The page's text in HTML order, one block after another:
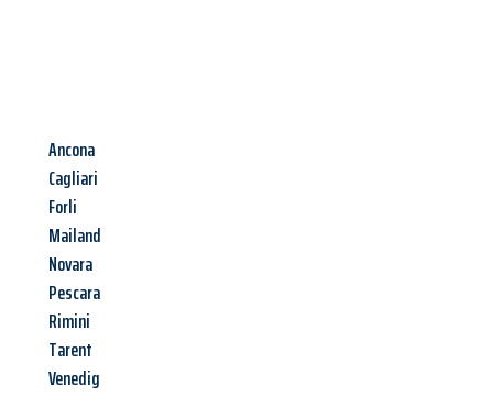
Ancona
Cagliari
Forli
Mailand
Novara
Pescara
Rimini
Tarent
Venedig